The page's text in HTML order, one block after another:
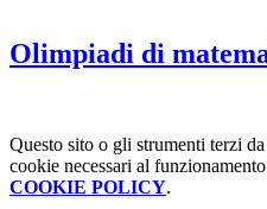
Olimpiadi di
Questo sito o gli strumenti terzi
cookie necessari al
COOKIE POLICY.